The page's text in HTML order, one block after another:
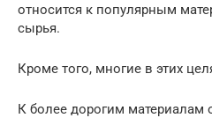
относится к популярным
сырья.
Кроме того, многие в этих
К более дорогим материалам